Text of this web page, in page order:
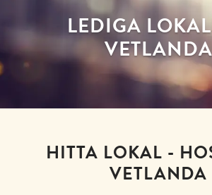
LEDIGA
VETLANDA
HITTA LOKAL -
VETLANDA